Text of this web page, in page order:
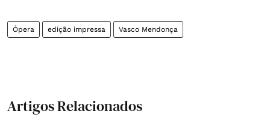
Ópera edição impressa Vasco Mendonça
Artigos Relacionados